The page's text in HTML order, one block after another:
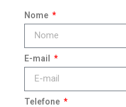
Nome
E-mail
Telefone